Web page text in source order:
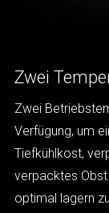
Zwei
Zwei
Verfügung, um
Tiefkühlkost,
verpacktes Obst
optimal lagern